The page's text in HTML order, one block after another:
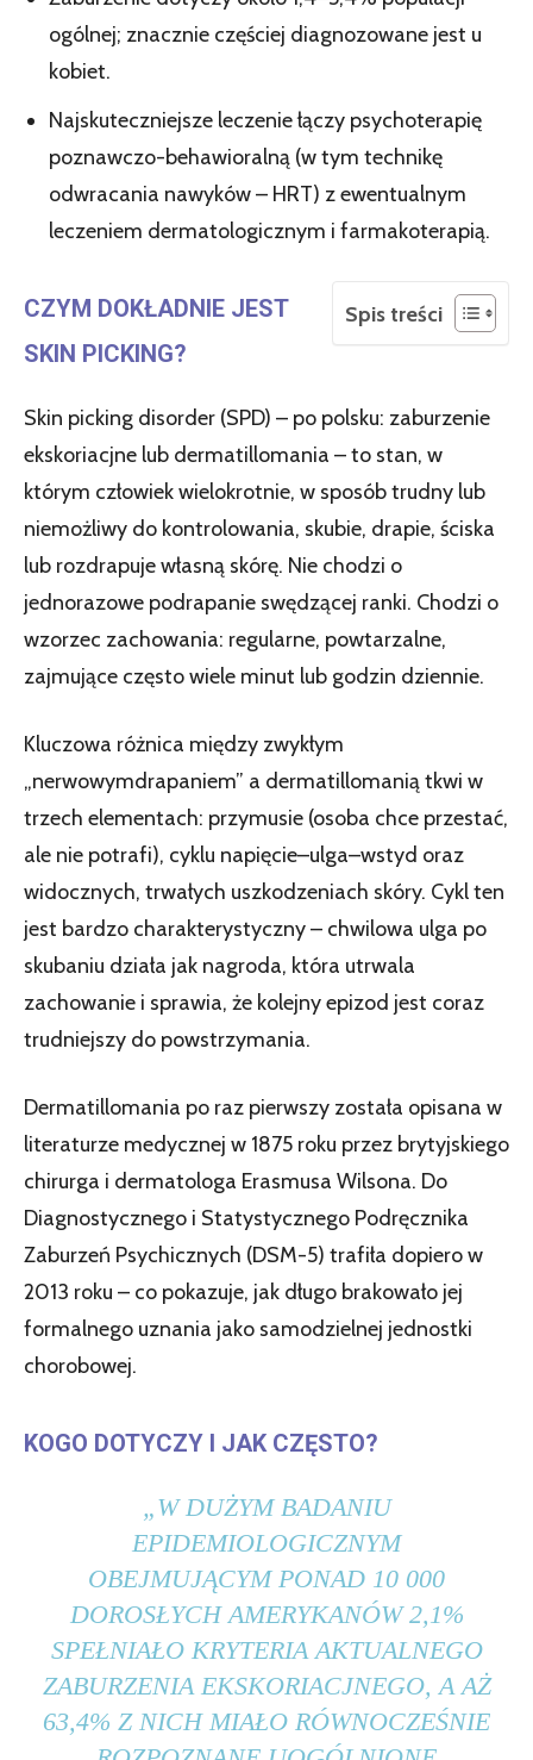
ogólnej; znacznie częściej diagnozowane jest u
kobiet.
Najskuteczniejsze leczenie łączy psychoterapię
poznawczo-behawioralną (w tym technikę
odwracania nawyków – HRT) z ewentualnym
leczeniem dermatologicznym i farmakoterapią.
Spis treści
CZYM DOKŁADNIE JEST
SKIN PICKING?
Skin picking disorder (SPD) – po polsku: zaburzenie
ekskoriacjne lub dermatillomania – to stan, w
którym człowiek wielokrotnie, w sposób trudny lub
niemożliwy do kontrolowania, skubie, drapie, ściska
lub rozdrapuje własną skórę. Nie chodzi o
jednorazowe podrapanie swędzącej ranki. Chodzi o
wzorzec zachowania: regularne, powtarzalne,
zajmujące często wiele minut lub godzin dziennie.
Kluczowa różnica między zwykłym
„nerwowymdrapaniem” a dermatillomanią tkwi w
trzech elementach: przymusie (osoba chce przestać,
ale nie potrafi), cyklu napięcie–ulga–wstyd oraz
widocznych, trwałych uszkodzeniach skóry. Cykl ten
jest bardzo charakterystyczny – chwilowa ulga po
skubaniu działa jak nagroda, która utrwala
zachowanie i sprawia, że kolejny epizod jest coraz
trudniejszy do powstrzymania.
Dermatillomania po raz pierwszy została opisana w
literaturze medycznej w 1875 roku przez brytyjskiego
chirurga i dermatologa Erasmusa Wilsona. Do
Diagnostycznego i Statystycznego Podręcznika
Zaburzeń Psychicznych (DSM-5) trafiła dopiero w
2013 roku – co pokazuje, jak długo brakowało jej
formalnego uznania jako samodzielnej jednostki
chorobowej.
KOGO DOTYCZY I JAK CZĘSTO?
„W DUŻYM BADANIU
EPIDEMIOLOGICZNYM
OBEJMUJĄCYM PONAD 10 000
DOROSŁYCH AMERYKANÓW 2,1%
SPEŁNIAŁO KRYTERIA AKTUALNEGO
ZABURZENIA EKSKORIACJNEGO, A AŻ
63,4% Z NICH MIAŁO RÓWNOCZEŚNIE